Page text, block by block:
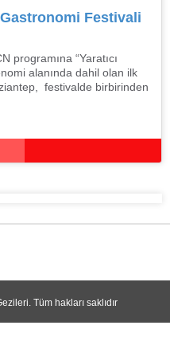
Festivali
programına “Yaratıcı
alanında dahil olan ilk
festivalde birbirinden
. Tüm hakları saklıdır